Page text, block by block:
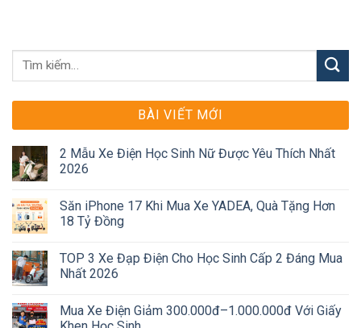
BÀI VIẾT MỚI
2 Mẫu Xe Điện Học Sinh Nữ Được Yêu Thích Nhất
2026
Săn iPhone 17 Khi Mua Xe YADEA, Quà Tặng Hơn
18 Tỷ Đồng
TOP 3 Xe Đạp Điện Cho Học Sinh Cấp 2 Đáng Mua
Nhất 2026
Mua Xe Điện Giảm 300.000đ–1.000.000đ Với Giấy